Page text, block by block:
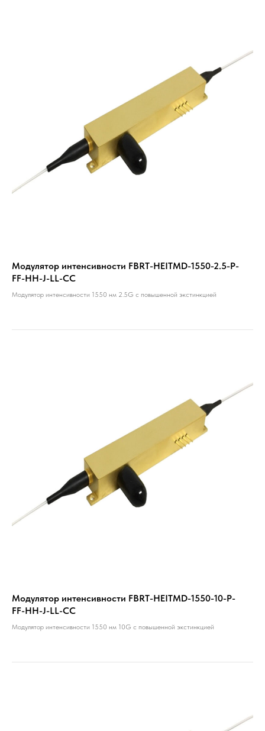
Модулятор интенсивности FBRT-HEITMD-1550-2.5-P-
FF-HH-J-LL-CC
Модулятор интенсивности 1550 нм 2.5G с повышенной экстинкцией
Модулятор интенсивности FBRT-HEITMD-1550-10-P-
FF-HH-J-LL-CC
Модулятор интенсивности 1550 нм 10G с повышенной экстинкцией